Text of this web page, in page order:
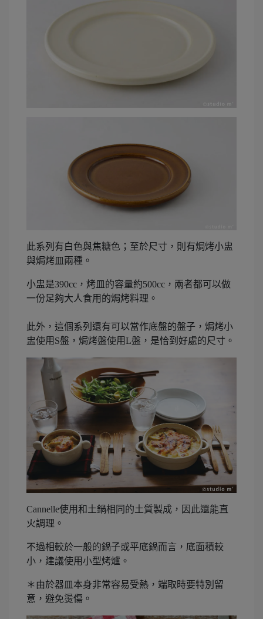
此系列有白色與焦糖色；至於尺寸，則有焗烤小盅
與焗烤皿兩種。
小盅是390cc，烤皿的容量約500cc，兩者都可以做
一份足夠大人食用的焗烤料理。
此外，這個系列還有可以當作底盤的盤子，焗烤小
盅使用S盤，焗烤盤使用L盤，是恰到好處的尺寸。
Cannelle使用和土鍋相同的土質製成，因此還能直
火調理。
不過相較於一般的鍋子或平底鍋而言，底面積較
小，建議使用小型烤爐。
＊由於器皿本身非常容易受熱，端取時要特別留
意，避免燙傷。